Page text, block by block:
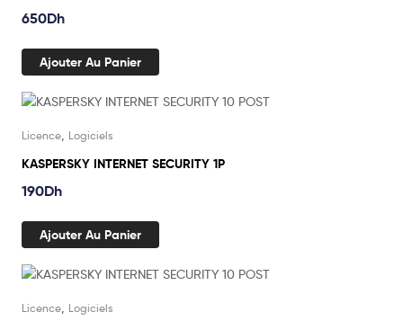
650Dh
Ajouter Au Panier
Licence Logiciels
KASPERSKY INTERNET SECURITY 1P
190Dh
Ajouter Au Panier
Licence Logiciels